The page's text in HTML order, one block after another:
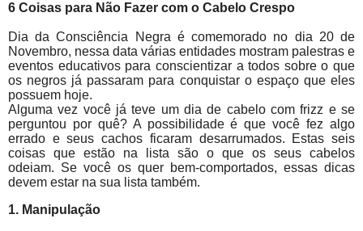
6 Coisas para Não Fazer com o Cabelo Crespo
Dia da Consciência Negra é comemorado no dia 20 de
Novembro, nessa data várias entidades mostram palestras e
eventos educativos para conscientizar a todos sobre o que
os negros já passaram para conquistar o espaço que eles
possuem hoje.
Alguma vez você já teve um dia de cabelo com frizz e se
perguntou por quê? A possibilidade é que você fez algo
errado e seus cachos ficaram desarrumados. Estas seis
coisas que estão na lista são o que os seus cabelos
odeiam. Se você os quer bem-comportados, essas dicas
devem estar na sua lista também.
1. Manipulação